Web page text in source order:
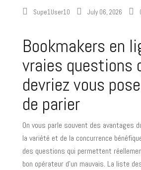
Supe1User10 July 06, 2026
Bookmakers en
vraies questions
devriez vous
de parier
On vous parle souvent des avantages
la variété et de la concurrence
des questions qui permettent
bon opérateur d’un mauvais. La liste